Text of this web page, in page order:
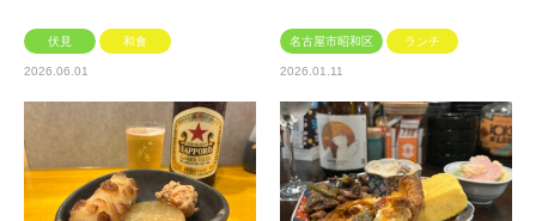
伏見 和食
2026.06.01
名古屋市昭和区 ランチ
2026.01.11